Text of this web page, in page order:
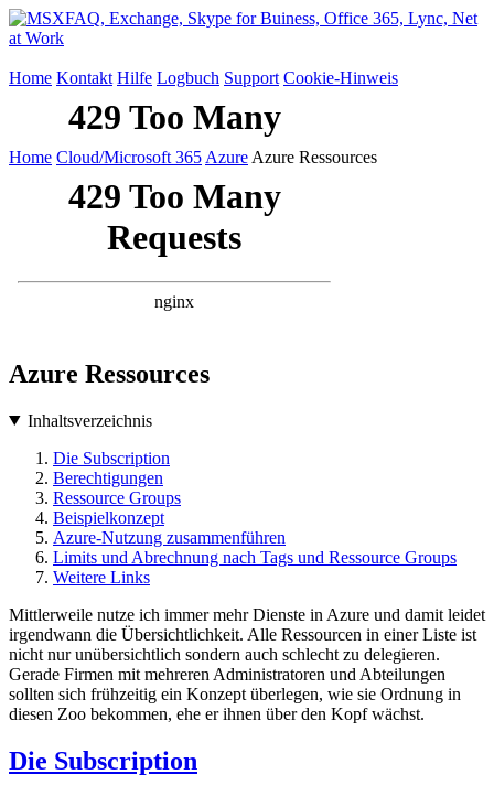
Home Kontakt Hilfe Logbuch Support Cookie-Hinweis
Home Cloud/Microsoft 365 Azure Azure Ressources
Azure Ressources
Inhaltsverzeichnis
Die Subscription
Berechtigungen
Ressource Groups
Beispielkonzept
Azure-Nutzung zusammenführen
Limits und Abrechnung nach Tags und Ressource Groups
Weitere Links
Mittlerweile nutze ich immer mehr Dienste in Azure und damit leidet
irgendwann die Übersichtlichkeit. Alle Ressourcen in einer Liste ist
nicht nur unübersichtlich sondern auch schlecht zu delegieren.
Gerade Firmen mit mehreren Administratoren und Abteilungen
sollten sich frühzeitig ein Konzept überlegen, wie sie Ordnung in
diesen Zoo bekommen, ehe er ihnen über den Kopf wächst.
Die Subscription